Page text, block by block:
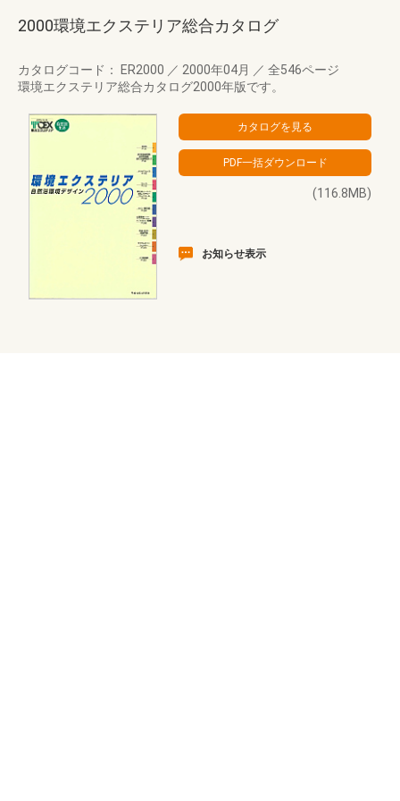
2000環境エクステリア総合カタログ
カタログコード： ER2000 ／ 2000年04月 ／ 全546ページ
環境エクステリア総合カタログ2000年版です。
(116.8MB)
お知らせ表示